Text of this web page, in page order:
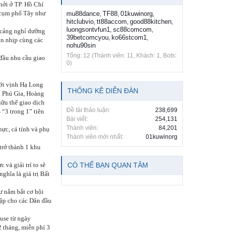
ở TP. Hồ Chí
phố Tây như
nghỉ dưỡng
nhịp cùng các
nhu cầu giao
vịnh Hạ Long
Gia, Hoàng
thể giao dịch
trong 1” tiên
cá tính và phụ
thành 1 khu
và giải trí to sẽ
là giá trị Bất
nắm bắt cơ hội
cho các Dân đầu
từ ngày
tháng, miễn phí 3
mu88dance, TF88, 01kuwinorg,
hitclubvio, tt88accom, good88kitchen,
luongsontvfun1, sc88comcom,
39betcomcyou, ko66stcom1,
nohu90sin
Tổng: 12 (Thành viên: 11, Khách: 1, Bots:
0)
THỐNG KÊ DIỄN ĐÀN
Đề tài thảo luận:
238,699
Bài viết:
254,131
Thành viên:
84,201
Thành viên mới nhất:
01kuwinorg
CÓ THỂ BẠN QUAN TÂM